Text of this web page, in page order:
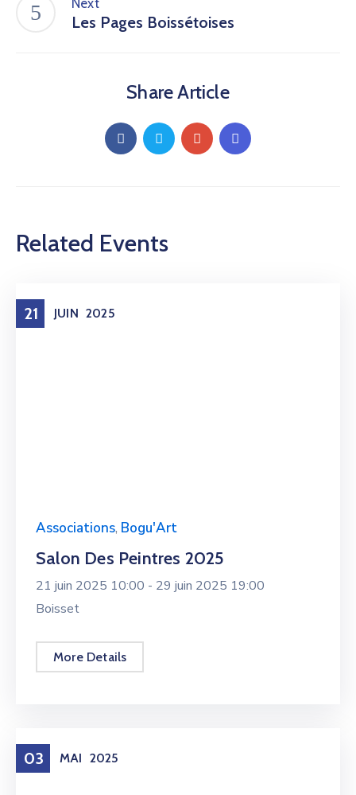
Next
Les Pages Boissétoises
Share Article
Related Events
21 JUIN 2025
Associations, Bogu'Art
Salon Des Peintres 2025
21 juin 2025 10:00 - 29 juin 2025 19:00
Boisset
More Details
03 MAI 2025